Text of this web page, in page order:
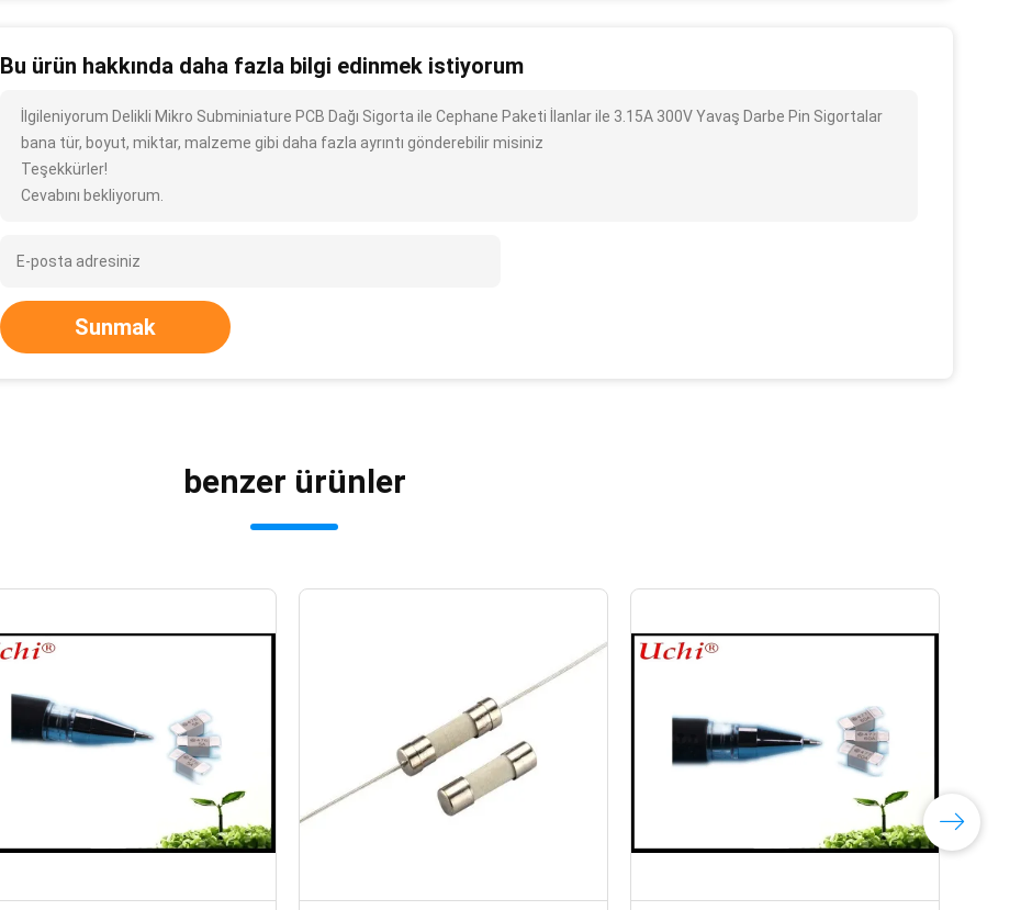
Bu ürün hakkında daha fazla bilgi edinmek istiyorum
İlgileniyorum Delikli Mikro Subminiature PCB Dağı Sigorta ile Cephane Paketi İlanlar ile 3.15A 300V Yavaş Darbe Pin Sigortalar
bana tür, boyut, miktar, malzeme gibi daha fazla ayrıntı gönderebilir misiniz
Teşekkürler!
Cevabını bekliyorum.
Sunmak
benzer ürünler